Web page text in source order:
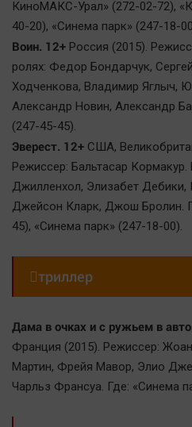
КиноМАКС-Урал» (272-02-72),
40-20), «Синема парк» (247-18-
Воин. 12+ Россия (2015).
ролях: Федор Бондарчук,
Ходченкова, Владимир Яглыч,
Александр Новин, Александр
(247-45-45).
Эверест. 12+ США,
Режиссер: Бальтасар
Джилленхол, Элизабет Дебики,
Джейсон Кларк, Джош Бролин.
45), «Синема парк» (247-18-00).
триллер
Дама в очках и с ружьем в
Франция (2015). Режиссер:
Мартин, Фрейя Мавор, Элио
Чарльз Франсуа. Где: «Синема